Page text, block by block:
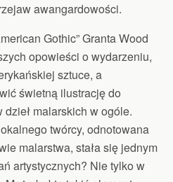
awangardowości.
Gothic” Granta Wood
opowieści o wydarzeniu,
sztuce, a
świetną ilustrację do
malarskich w ogóle.
twórcy, odnotowana
malarstwa, stała się jednym
artystycznych? Nie tylko w